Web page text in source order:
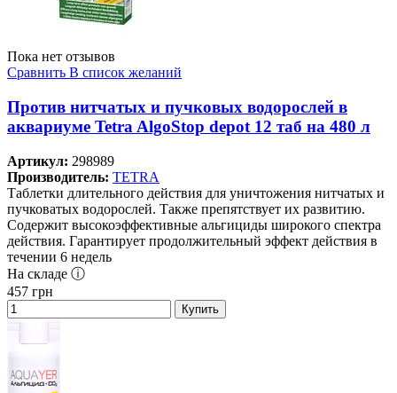
Пока нет отзывов
Сравнить В список желаний
Против нитчатых и пучковых водорослей в
аквариуме Tetra AlgoStop depot 12 таб на 480 л
Артикул: 298989
Производитель: TETRA
Таблетки длительного действия для уничтожения нитчатых и
пучковатых водорослей. Также препятствует их развитию.
Содержит высокоэффективные альгициды широкого спектра
действия. Гарантирует продолжительный эффект действия в
течении 6 недель
На складе ⓘ
457 грн
Купить